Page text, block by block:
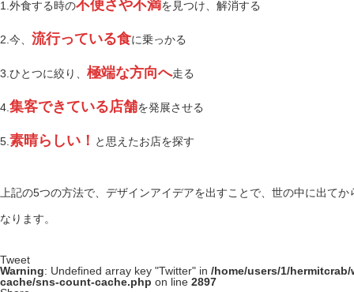
1.外食する時の不便さや不満を見つけ、解消する
2.今、 流行っている食に乗っかる
3.ひとつに絞り、 極端な方向へ走る
4.集客できている店舗を発展させる
5.素晴らしい！ と思えたお店を探す
上記の5つの方法で、デザインアイデアを出すことで、世の中に出て
なります。
Tweet
Warning: Undefined array key "Twitter" in /home/users/1/
cache/sns-count-cache.php on line 2897